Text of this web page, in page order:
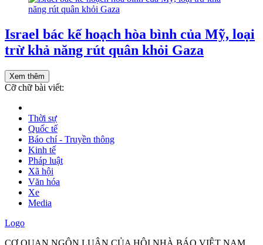
Israel bác kế hoạch hòa bình của Mỹ, loại
trừ khả năng rút quân khỏi Gaza
Xem thêm
Cỡ chữ bài viết:
Thời sự
Quốc tế
Báo chí - Truyền thông
Kinh tế
Pháp luật
Xã hội
Văn hóa
Xe
Media
Logo
CƠ QUAN NGÔN LUẬN CỦA HỘI NHÀ BÁO VIỆT NAM